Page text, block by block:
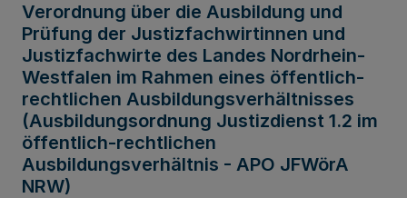
Verordnung über die Ausbildung und
Prüfung der Justizfachwirtinnen und
Justizfachwirte des Landes Nordrhein-
Westfalen im Rahmen eines öffentlich-
rechtlichen Ausbildungsverhältnisses
(Ausbildungsordnung Justizdienst 1.2 im
öffentlich-rechtlichen
Ausbildungsverhältnis - APO JFWörA
NRW)